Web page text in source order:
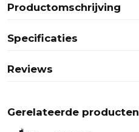
Productomschrijving
Specificaties
Reviews
Gerelateerde producten